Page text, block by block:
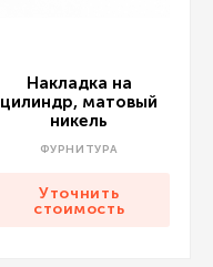
Накладка на
цилиндр, матовый
никель
ФУРНИТУРА
Уточнить
стоимость